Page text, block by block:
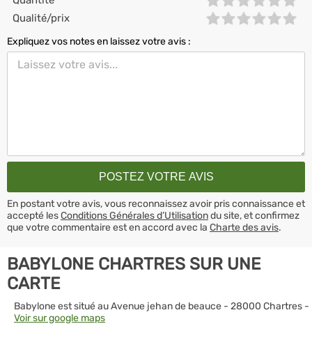
Qualité/prix
Expliquez vos notes en laissez votre avis :
En postant votre avis, vous reconnaissez avoir pris connaissance et
accepté lesConditions Générales d’Utilisationdu site, et confirmez
que votre commentaire est en accord avec la Charte des avis.
BABYLONE CHARTRES SUR UNE
CARTE
Babylone est situé au Avenue jehan de beauce - 28000 Chartres -
Voir sur google maps